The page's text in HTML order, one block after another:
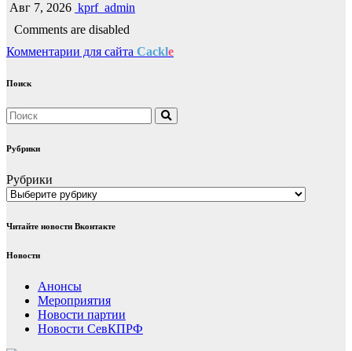
Авг 7, 2026 kprf_admin
Comments are disabled
Комментарии для сайта Cackle
Поиск
Рубрики
Рубрики
Читайте новости Вконтакте
Новости
Анонсы
Мероприятия
Новости партии
Новости СевКПРФ